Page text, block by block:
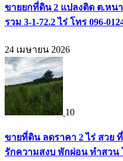
ขายยกที่ดิน 2 แปลงติด ต.หนา
รวม 3-1-72.2 ไร่ โทร 096-
24 เมษายน 2026
10
ขายที่ดิน ลดราคา 2 ไร่ สวย
รักความสงบ พักผ่อน ทำสวน